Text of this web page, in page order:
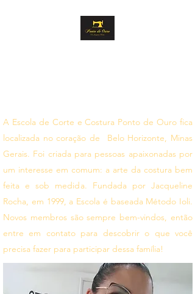
A Escola de Corte e Costura Ponto de Ouro fica
localizada no coração de Belo Horizonte, Minas
Gerais. Foi criada para pessoas apaixonadas por
um interesse em comum: a arte da costura bem
feita e sob medida. Fundada por Jacqueline
Rocha, em 1999, a Escola é baseada Método Ioli.
Novos membros são sempre bem-vindos, então
entre em contato para descobrir o que você
precisa fazer para participar dessa família!